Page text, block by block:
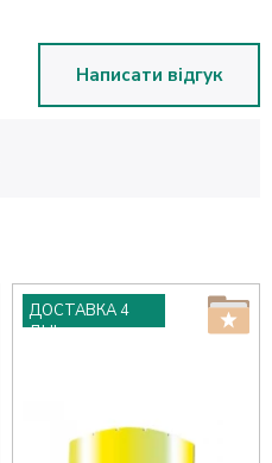
Написати відгук
ДОСТАВКА 4
ДНІ